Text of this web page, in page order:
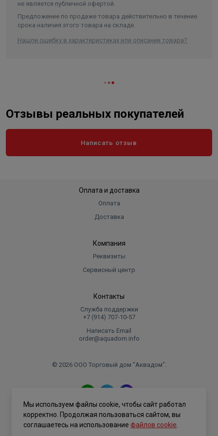
Отличаются простой конструкцией и способом
монтажа.
Имеют относительно небольшую цену.
Могут применяться в различных условиях.
Ширина в упаковке, см. 18.500
Высота в упаковке, см. 32.800
Вес в упаковке, кг 11.300
не является публичной офертой.
Предложение по продаже товара действительно в течение
срока наличия этого товара на складе.
Нашли ошибку в характеристиках или описании товара?
Отзывы реальных покупателей
Написать отзыв
Оплата и доставка
Оплата
Доставка
Компания
Реквизиты
Сервисный центр
Контакты
Служба поддержки
+7 (914) 707‑10‑57
Написать Email
order@aquadom.info
© 2026 ООО Торговый дом "Аквадом".
.
Политика конфиденциальности
Мы используем файлы cookie, чтобы сайт работал
корректно. Продолжая пользоваться сайтом, вы
соглашаетесь на использование файлов cookie